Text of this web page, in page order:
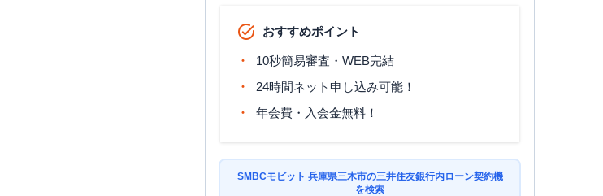
おすすめポイント
10秒簡易審査・WEB完結
24時間ネット申し込み可能！
年会費・入会金無料！
SMBCモビット 兵庫県三木市の三井住友銀行内ローン契約機
を検索